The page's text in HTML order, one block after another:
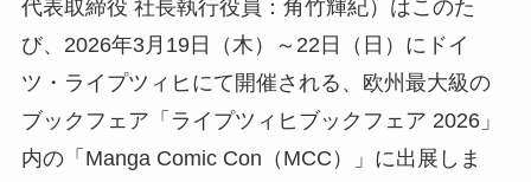
代表取締役 社長執行役員：角竹輝紀）はこのた
び、2026年3月19日（木）～22日（日）にドイ
ツ・ライプツィヒにて開催される、欧州最大級の
ブックフェア「ライプツィヒブックフェア 2026」
内の「Manga Comic Con（MCC）」に出展しま